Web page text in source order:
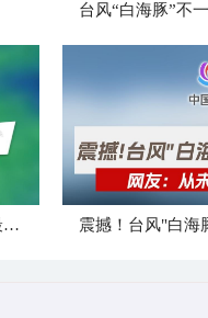
台风“白海豚”不
台风"白海豚"登陆在即 哪里风雨最强？ 震撼！台风"白海